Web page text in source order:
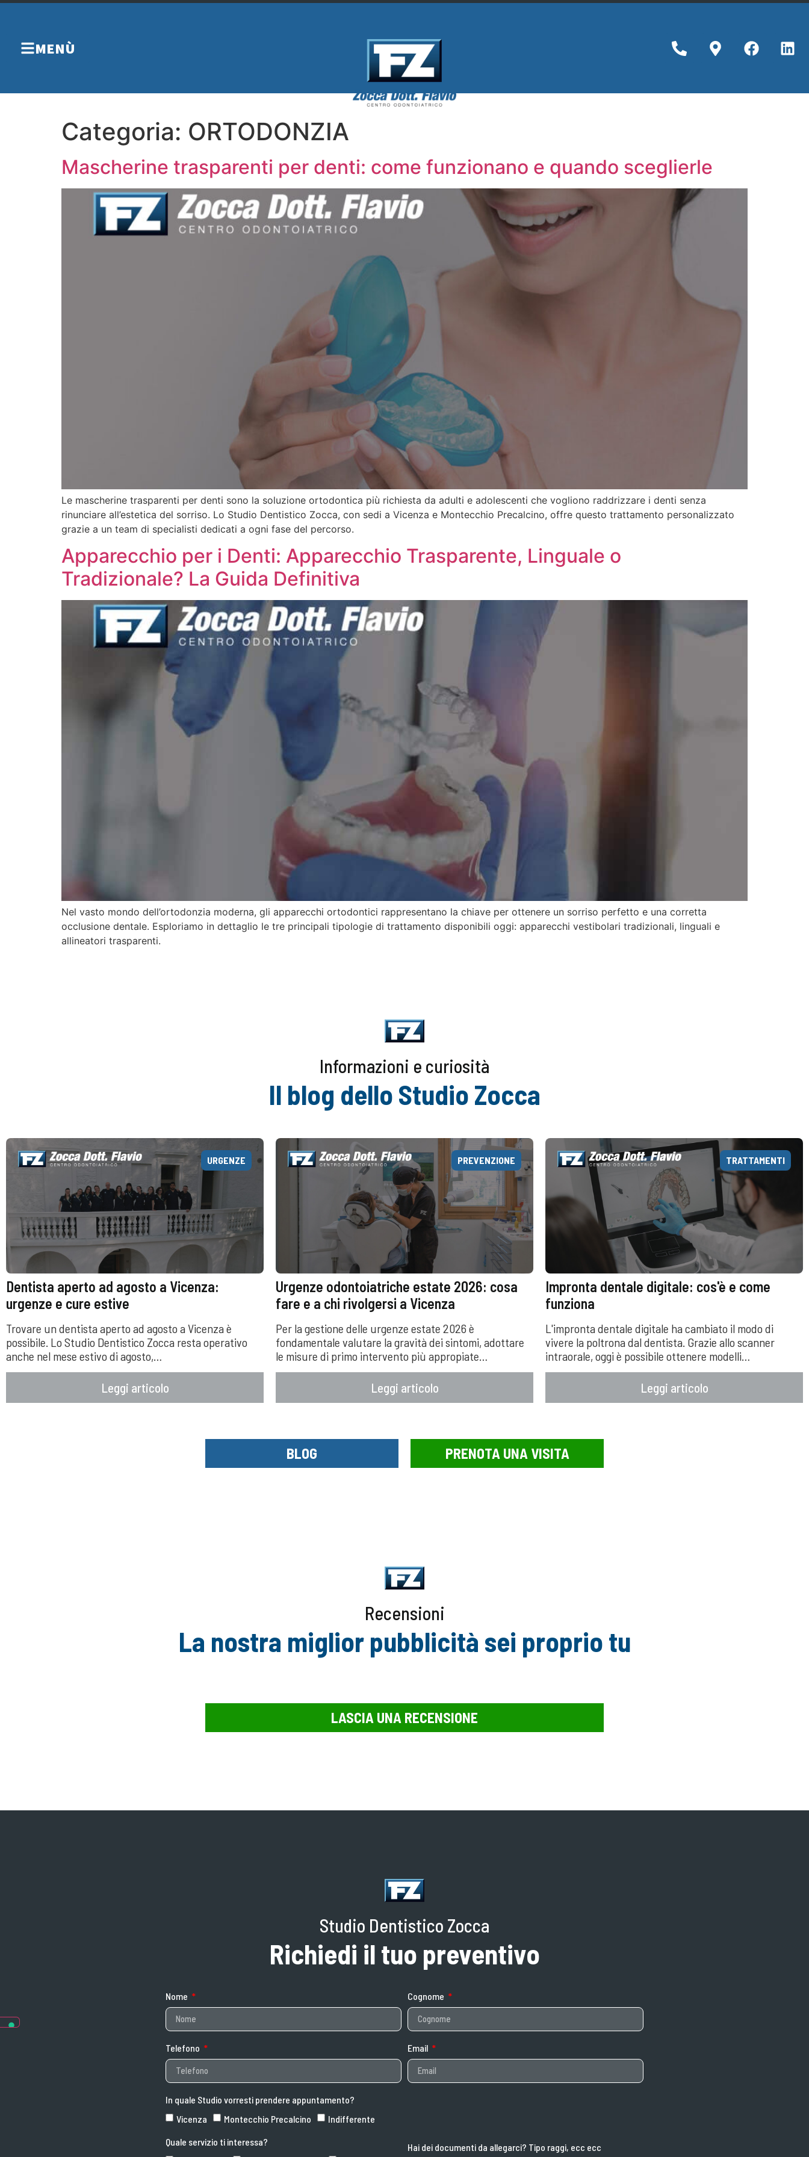
MENÙ
Categoria: ORTODONZIA
Mascherine trasparenti per denti: come funzionano e quando sceglierle
Le mascherine trasparenti per denti sono la soluzione ortodontica più richiesta da adulti e adolescenti che vogliono raddrizzare i denti senza
rinunciare all’estetica del sorriso. Lo Studio Dentistico Zocca, con sedi a Vicenza e Montecchio Precalcino, offre questo trattamento personalizzato
grazie a un team di specialisti dedicati a ogni fase del percorso.
Apparecchio per i Denti: Apparecchio Trasparente, Linguale o
Tradizionale? La Guida Definitiva
Nel vasto mondo dell’ortodonzia moderna, gli apparecchi ortodontici rappresentano la chiave per ottenere un sorriso perfetto e una corretta
occlusione dentale. Esploriamo in dettaglio le tre principali tipologie di trattamento disponibili oggi: apparecchi vestibolari tradizionali, linguali e
allineatori trasparenti.
Informazioni e curiosità
Il blog dello Studio Zocca
URGENZE
Dentista aperto ad agosto a Vicenza:
urgenze e cure estive
Trovare un dentista aperto ad agosto a Vicenza è
possibile. Lo Studio Dentistico Zocca resta operativo
anche nel mese estivo di agosto,…
Leggi articolo
PREVENZIONE
Urgenze odontoiatriche estate 2026: cosa
fare e a chi rivolgersi a Vicenza
Per la gestione delle urgenze estate 2026 è
fondamentale valutare la gravità dei sintomi, adottare
le misure di primo intervento più appropiate…
Leggi articolo
TRATTAMENTI
Impronta dentale digitale: cos'è e come
funziona
L'impronta dentale digitale ha cambiato il modo di
vivere la poltrona dal dentista. Grazie allo scanner
intraorale, oggi è possibile ottenere modelli…
Leggi articolo
BLOG PRENOTA UNA VISITA
Recensioni
La nostra miglior pubblicità sei proprio tu
LASCIA UNA RECENSIONE
Studio Dentistico Zocca
Richiedi il tuo preventivo
Nome Cognome
Telefono Email
In quale Studio vorresti prendere appuntamento?
Vicenza
Montecchio Precalcino Indifferente
Quale servizio ti interessa?
Hai dei documenti da allegarci? Tipo raggi, ecc ecc